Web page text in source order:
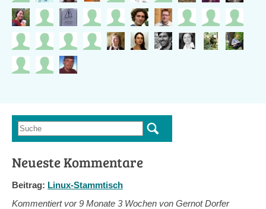
Suchformular
Suche
Neueste Kommentare
Beitrag: Linux-Stammtisch
Kommentiert vor9 Monate 3 Wochen von Gernot Dorfer